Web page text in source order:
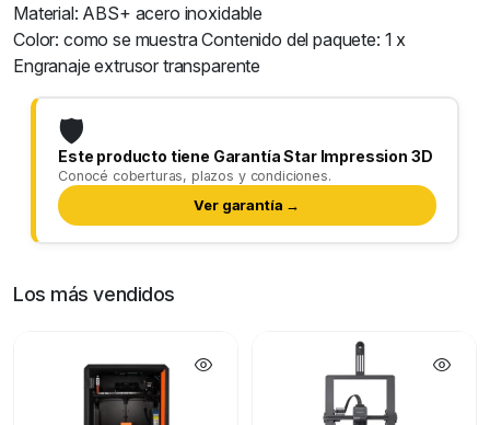
Material: ABS+ acero inoxidable
Color: como se muestra Contenido del paquete: 1 x
Engranaje extrusor transparente
🛡️
Este producto tiene Garantía Star Impression 3D
Conocé coberturas, plazos y condiciones.
Ver garantía →
Los más vendidos